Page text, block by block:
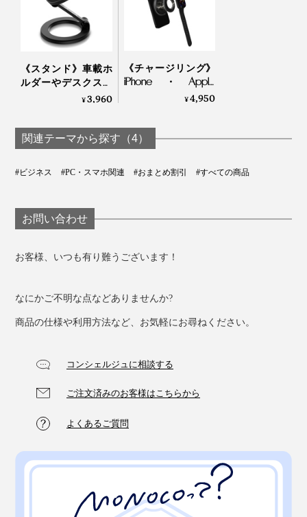
《スタンド》車載ホ
ルダーやデスクスタ
ンドに安定感バツグ
設置できる「折りた
たみ式スマホスタン
¥3,960
《チャージリング》
iPhone・Apple
Watch・AirPodsのワ
ンタン設置できる
「MagSafe対応ホー
器」｜MaGdget
¥4,950
関連テーマから探す（4）
#ビジネス #PC・スマホ関連 #おまとめ割引 #すべての商品
お問い合わせ
お客様、いつも有り難うございます！
なにかご不明な点などありませんか?
商品の仕様や利用方法など、お気軽にお尋ねください。
コンシェルジュに相談する
ご注文済みのお客様はこちらから
よくあるご質問